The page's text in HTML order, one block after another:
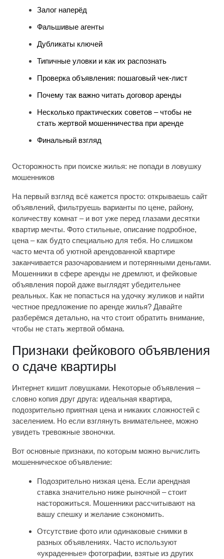
Залог наперёд
Фальшивые агенты
Дубликаты ключей
Типичные уловки и как их распознать
Проверка объявления: пошаговый чек-лист
Почему так важно читать договор аренды
Несколько практических советов – чтобы не
стать жертвой мошенничества при аренде
Финальный взгляд
Осторожность при поиске жилья: не попади в ловушку
мошенников
На первый взгляд всё кажется просто: открываешь сайт
объявлений, фильтруешь варианты по цене, району,
количеству комнат – и вот уже перед глазами десятки
квартир мечты. Фото стильные, описание подробное,
цена – как будто специально для тебя. Но слишком
часто мечта об уютной арендованной квартире
заканчивается разочарованием и потерянными деньгами.
Мошенники в сфере аренды не дремлют, и фейковые
объявления порой даже выглядят убедительнее
реальных. Как не попасться на удочку жуликов и найти
честное предложение по аренде жилья? Давайте
разберёмся детально, на что стоит обратить внимание,
чтобы не стать жертвой обмана.
Признаки фейкового объявления
о сдаче квартиры
Интернет кишит ловушками. Некоторые объявления –
словно копия друг друга: идеальная квартира,
подозрительно приятная цена и никаких сложностей с
заселением. Но если взглянуть внимательнее, можно
увидеть тревожные звоночки.
Вот основные признаки, по которым можно вычислить
мошенническое объявление:
Подозрительно низкая цена. Если арендная
ставка значительно ниже рыночной – стоит
насторожиться. Мошенники рассчитывают на
вашу спешку и желание сэкономить.
Отсутствие фото или одинаковые снимки в
разных объявлениях. Часто используют
«украденные» фотографии, взятые из других